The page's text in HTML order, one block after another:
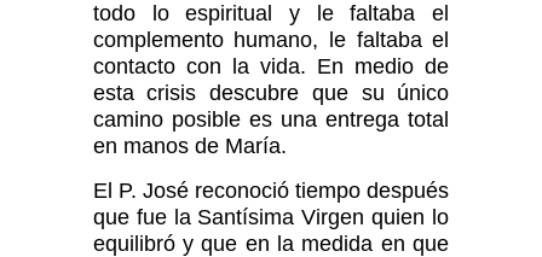
todo lo espiritual y le faltaba el
complemento humano, le faltaba el
contacto con la vida. En medio de
esta crisis descubre que su único
camino posible es una entrega total
en manos de María.
El P. José reconoció tiempo después
que fue la Santísima Virgen quien lo
equilibró y que en la medida en que